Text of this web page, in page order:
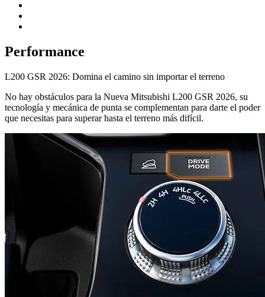
Performance
L200 GSR 2026: Domina el camino sin importar el terreno
No hay obstáculos para la Nueva Mitsubishi L200 GSR 2026, su
tecnología y mecánica de punta se complementan para darte el poder
que necesitas para superar hasta el terreno más difícil.